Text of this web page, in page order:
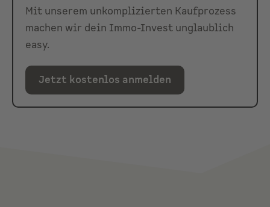
Mit unserem unkomplizierten Kaufprozess
machen wir dein Immo-Invest unglaublich
easy.
Jetzt kostenlos anmelden